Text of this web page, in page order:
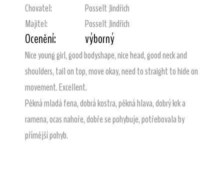
Chovatel:
Posselt Jindřich
Majitel:
Posselt Jindřich
Ocenění: výborný
Nice young girl, good bodyshape, nice head, good neck and
shoulders, tail on top, move okay, need to straight to hide on
movement. Excellent.
Pěkná mladá fena, dobrá kostra, pěkná hlava, dobrý krk a
ramena, ocas nahoře, dobře se pohybuje, potřebovala by
přímější pohyb.